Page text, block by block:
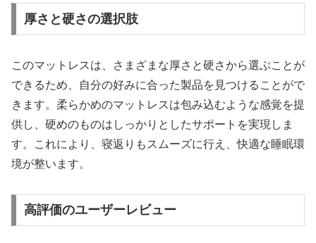
厚さと硬さの選択肢
このマットレスは、さまざまな厚さと硬さから選ぶことが
できるため、自分の好みに合った製品を見つけることがで
きます。柔らかめのマットレスは包み込むような感覚を提
供し、硬めのものはしっかりとしたサポートを実現しま
す。これにより、寝返りもスムーズに行え、快適な睡眠環
境が整います。
高評価のユーザーレビュー